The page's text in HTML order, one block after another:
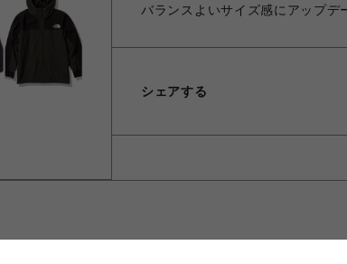
バランスよいサイズ感にアップデ
シェアする